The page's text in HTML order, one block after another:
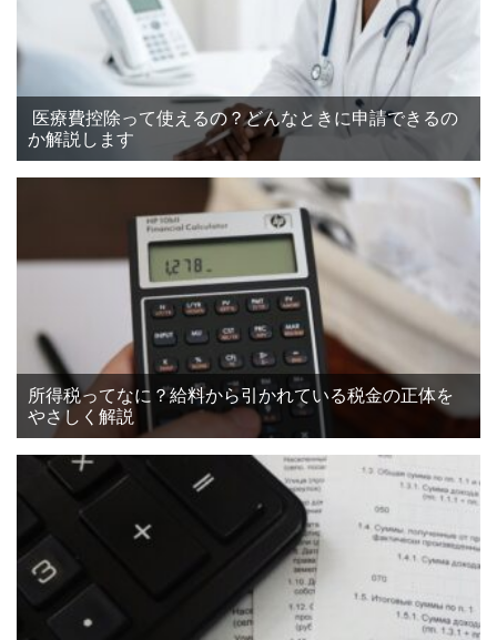
医療費控除って使えるの？どんなときに申請できるの
か解説します
所得税ってなに？給料から引かれている税金の正体を
やさしく解説